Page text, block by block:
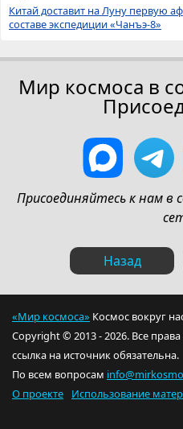
Китай доставит на Луну первую
составе экспедиции «Чанъэ-8»
Мир космоса в
Присоединяйтесь к нам в
Назад
«Мир космоса» Космос вокруг
Copyright © 2013 - 2026. Все
ссылка на источник обязательна.
По всем вопросам
О проекте
Использование